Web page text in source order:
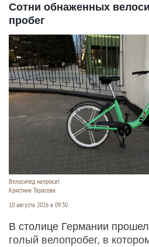
Сотни обнаженных
пробег
Велосипед напрокат.
Кристина Тарасова
10 августа 2026 в 09:30
В столице Германии
голый велопробег, в